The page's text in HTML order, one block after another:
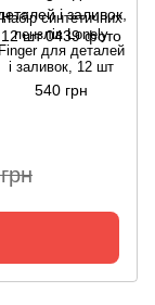
Набір синтетичних
пензлів Lonely
Finger для деталей
і заливок, 12 шт
540 грн